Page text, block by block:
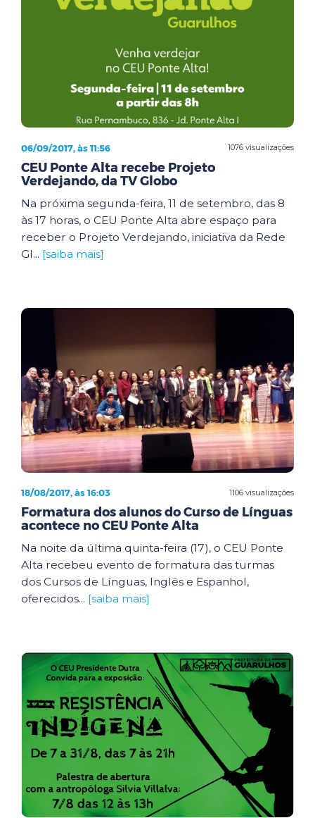
1076 visualizações
06/09/2017, às 11:56
CEU Ponte Alta recebe Projeto
Verdejando, da TV Globo
Na próxima segunda-feira, 11 de setembro, das 8
às 17 horas, o CEU Ponte Alta abre espaço para
receber o Projeto Verdejando, iniciativa da Rede
Gl... [saiba mais]
1106 visualizações
18/08/2017, às 16:03
Formatura dos alunos do Curso de Línguas
acontece no CEU Ponte Alta
Na noite da última quinta-feira (17), o CEU Ponte
Alta recebeu evento de formatura das turmas
dos Cursos de Línguas, Inglês e Espanhol,
oferecidos... [saiba mais]